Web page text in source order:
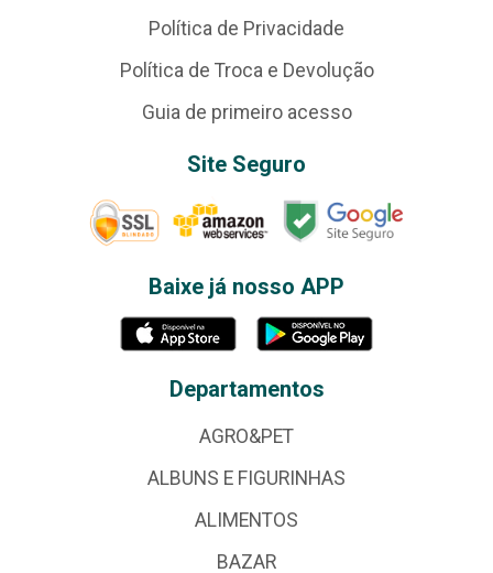
Política de Privacidade
Política de Troca e Devolução
Guia de primeiro acesso
Site Seguro
Baixe já nosso APP
Departamentos
AGRO&PET
ALBUNS E FIGURINHAS
ALIMENTOS
BAZAR